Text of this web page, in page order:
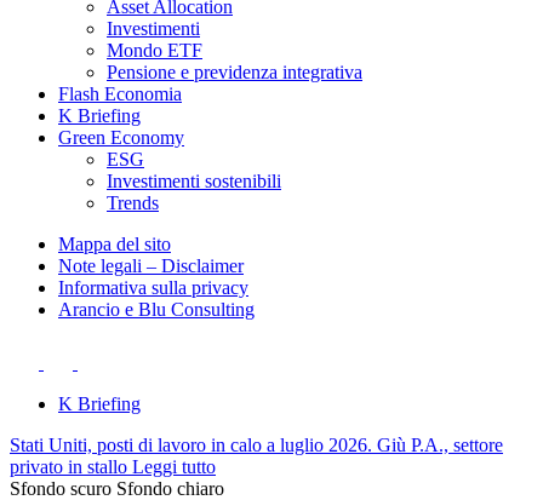
Asset Allocation
Investimenti
Mondo ETF
Pensione e previdenza integrativa
Flash Economia
K Briefing
Green Economy
ESG
Investimenti sostenibili
Trends
Mappa del sito
Note legali – Disclaimer
Informativa sulla privacy
Arancio e Blu Consulting
K Briefing
Stati Uniti, posti di lavoro in calo a luglio 2026. Giù P.A., settore
privato in stallo Leggi tutto
Sfondo scuro Sfondo chiaro